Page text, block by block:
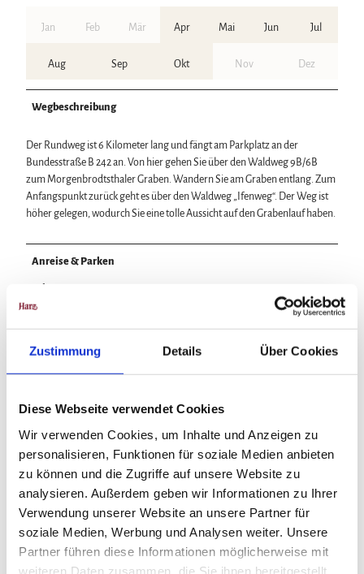
Zustimmung Details Über Cookies
Diese Webseite verwendet Cookies
Wir verwenden Cookies, um Inhalte und Anzeigen zu
personalisieren, Funktionen für soziale Medien anbieten
zu können und die Zugriffe auf unsere Website zu
analysieren. Außerdem geben wir Informationen zu Ihrer
Verwendung unserer Website an unsere Partner für
soziale Medien, Werbung und Analysen weiter. Unsere
Partner führen diese Informationen möglicherweise mit
weiteren Daten zusammen, die Sie ihnen bereitgestellt
Jan Feb Mär Apr Mai Jun Jul
Aug Sep Okt Nov Dez
Wegbeschreibung
Der Rundweg ist 6 Kilometer lang und fängt am Parkplatz an der
Bundesstraße B 242 an. Von hier gehen Sie über den Waldweg 9B/6B
zum Morgenbrodtsthaler Graben. Wandern Sie am Graben entlang. Zum
Anfangspunkt zurück geht es über den Waldweg „Ifenweg“. Der Weg ist
höher gelegen, wodurch Sie eine tolle Aussicht auf den Grabenlauf haben.
Anreise & Parken
Parkplatz Morgenbrodtsthaler Graben an der B 242 Clausthal - Braunlage
Oberharzer Bergwerksmuseum
Bornhardtstr. 16
38678 Clausthal-Zellerfeld
info@oberharzerbergwerksmuseum.de
www.oberharzerbergwerksmuseum.de
Stiftung UNESCO-Welterbe im Harz
Bergtal 19